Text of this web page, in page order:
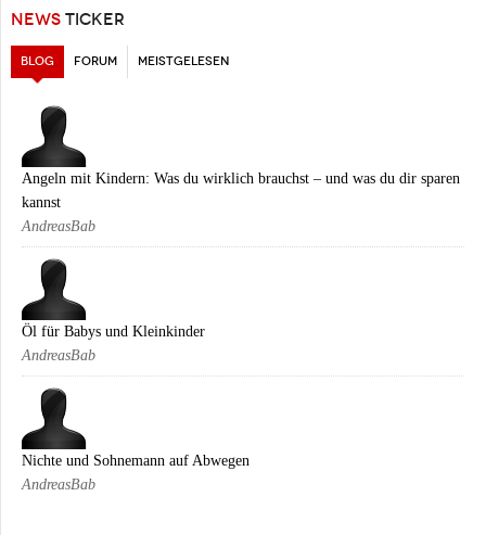
NEWS TICKER
BLOG (AKTIVER REITER)
FORUM MEISTGELESEN
Angeln mit Kindern: Was du wirklich brauchst – und was du dir sparen
kannst
AndreasBab
Öl für Babys und Kleinkinder
AndreasBab
Nichte und Sohnemann auf Abwegen
AndreasBab